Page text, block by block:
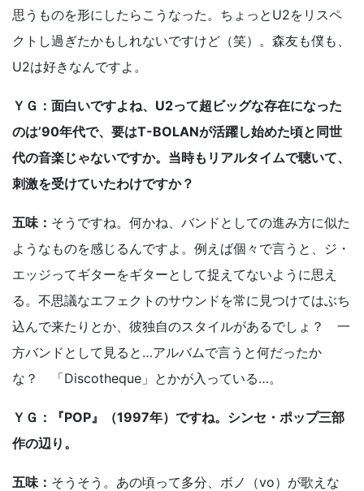
思うものを形にしたらこうなった。ちょっとU2をリスペ
クトし過ぎたかもしれないですけど（笑）。森友も僕も、
U2は好きなんですよ。
ＹＧ：面白いですよね、U2って超ビッグな存在になった
のは’90年代で、要はT-BOLANが活躍し始めた頃と同世
代の音楽じゃないですか。当時もリアルタイムで聴いて、
刺激を受けていたわけですか？
五味： そうですね。何かね、バンドとしての進み方に似た
ようなものを感じるんですよ。例えば個々で言うと、ジ・
エッジってギターをギターとして捉えてないように思え
る。不思議なエフェクトのサウンドを常に見つけてはぶち
込んで来たりとか、彼独自のスタイルがあるでしょ？ 一
方バンドとして見ると…アルバムで言うと何だったか
な？ 「Discotheque」とかが入っている…。
ＹＧ：『POP』（1997年）ですね。シンセ・ポップ三部
作の辺り。
五味： そうそう。あの頃って多分、ボノ（vo）が歌えな